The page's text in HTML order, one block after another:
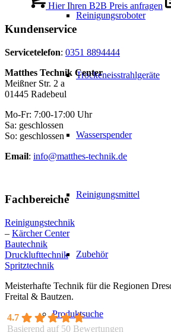
Reinigungsroboter
Trockeneisstrahlgeräte
Wasserspender
Reinigungsmittel
Zubehör
Produktsuche
Hier Ihren B2B Preis anfragen
Kundenservice
Servicetelefon: 0351 8894444
Matthes Technik Center
Meißner Str. 2 a
01445 Radebeul
Mo-Fr: 7:00-17:00 Uhr
Sa: geschlossen
So: geschlossen
Email: info@matthes-technik.de
Fachbereiche
Reinigungstechnik
– Kärcher Center
Bautechnik
Drucklufttechnik
Spritztechnik
Meisterhafte Technik für die Regionen
Freital & Bautzen.
4.7
Basierend auf 50 Bewertungen